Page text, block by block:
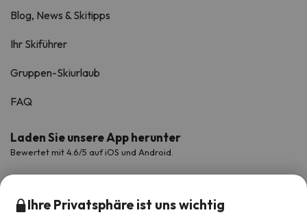
Blog, News & Skitipps
Ihr Skiführer
Gruppen-Skiurlaub
FAQ
Laden Sie unsere App herunter
Bewertet mit 4.6/5 auf iOS und Android.
Ihre Privatsphäre ist uns wichtig